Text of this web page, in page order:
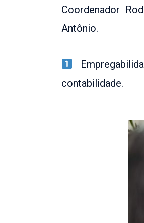
Coordenador
Antônio.
contabilidade.